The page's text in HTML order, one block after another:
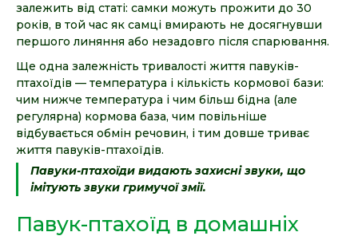
залежить від статі: самки можуть прожити до 30
років, в той час як самці вмирають не досягнувши
першого линяння або незадовго після спарювання.
Ще одна залежність тривалості життя павуків-
птахоїдів — температура і кількість кормової бази:
чим нижче температура і чим більш бідна (але
регулярна) кормова база, чим повільніше
відбувається обмін речовин, і тим довше триває
життя павуків-птахоїдів.
Павуки-птахоїди видають захисні звуки, що
імітують звуки гримучої змії.
Павук-птахоїд в домашніх